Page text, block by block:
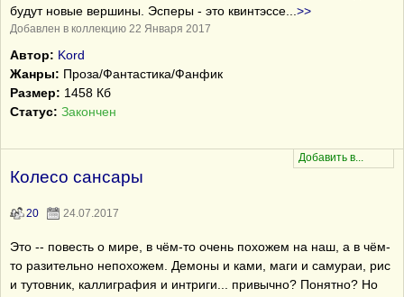
будут новые вершины. Эсперы - это квинтэссе
>>
Добавлен в коллекцию 22 Января 2017
Автор: Kord
Жанры: Проза/Фантастика/Фанфик
Размер: 1458 Кб
Статус: Закончен
Колесо сансары
20 24.07.2017
Это -- повесть о мире, в чём-то очень похожем на наш, а в чём-
то разительно непохожем. Демоны и ками, маги и самураи, рис
и тутовник, каллиграфия и интриги... привычно? Понятно? Но